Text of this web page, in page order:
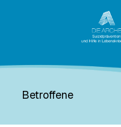
Betroffene